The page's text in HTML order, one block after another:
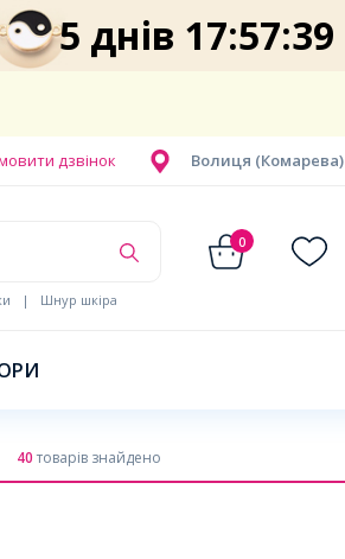
5 днів 17:57:38
Волиця (Комарева)
дзвінок
0
| Шнур шкіра
40товарів знайдено